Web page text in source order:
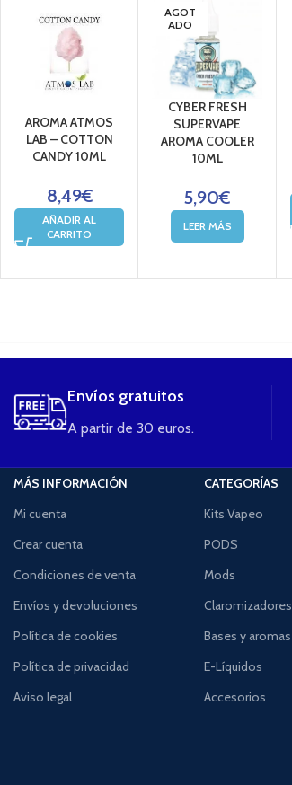
AROMA ATMOS
LAB – COTTON
CANDY 10ML
8,49€
AÑADIR AL
CARRITO
AGOT
ADO
CYBER FRESH
SUPERVAPE
AROMA COOLER
10ML
5,90€
LEER MÁS
Envíos gratuitos
A partir de 30 euros.
MÁS INFORMACIÓN
Mi cuenta
Crear cuenta
Condiciones de venta
Envíos y devoluciones
Política de cookies
Política de privacidad
Aviso legal
CATEGORÍAS
Kits Vapeo
PODS
Mods
Claromizadores
Bases y aromas
E-Líquidos
Accesorios